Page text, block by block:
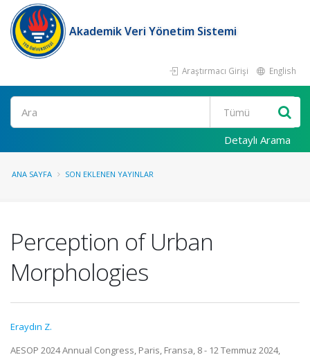
Akademik Veri Yönetim Sistemi
Araştırmacı Girişi English
Ara
Detaylı Arama
ANA SAYFA SON EKLENEN YAYINLAR
Perception of Urban
Morphologies
Eraydın Z.
AESOP 2024 Annual Congress, Paris, Fransa, 8 - 12 Temmuz 2024,